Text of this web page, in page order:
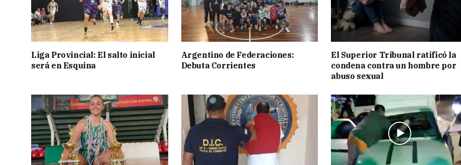
Liga Provincial: El salto inicial
será en Esquina
Argentino de Federaciones:
Debuta Corrientes
El Superior Tribunal ratificó la
condena contra un hombre por
abuso sexual